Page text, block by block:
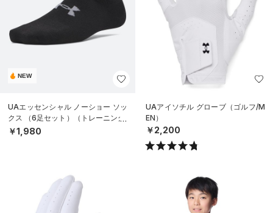
NEW
UAエッセンシャル ノーショー ソッ
クス （6足セット）（トレーニング/
KIDS）
￥1,980
UAアイソチル グローブ（ゴルフ/M
EN）
￥2,200